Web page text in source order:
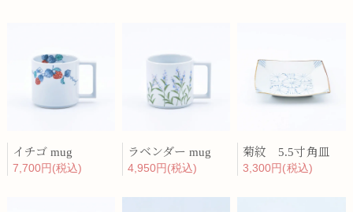
イチゴ mug
7,700円(税込)
ラベンダー mug
4,950円(税込)
菊紋 5.5寸角皿
3,300円(税込)